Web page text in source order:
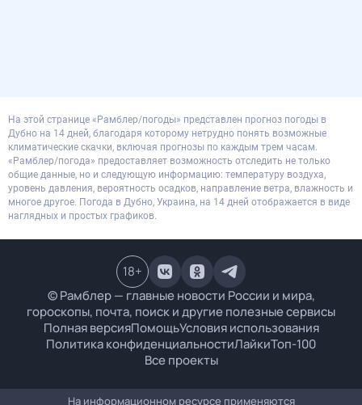
На этой странице «Рамблер/погоды» представлен прогноз погоды в
Дубно на 14 дней, благодаря которому нетрудно понять возможные
климатические скачки, включая прогнозы по каждым трем часам.
«Рамблер/погода» предоставляет возможность отследить не только
общие данные, но и следующую информацию: температуру воздуха,
уровень давления, вероятность осадков, направление ветра, влажность и
многое другое. Погода в Дубно, Украина, на 14 дней отображается в виде
наглядных и простых графиков.
© Рамблер — главные новости России и мира,
гороскопы, почта, поиск и другие полезные сервисы
Полная версияПомощьУсловия использования
Политика конфиденциальностиЛайкиТоп-100
Все проекты
18+
На информационном ресурсе применяются